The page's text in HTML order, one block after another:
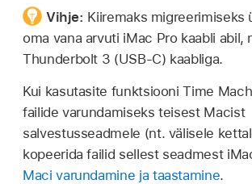
Vihje: Kiiremaks migreerimiseks
oma vana arvuti iMac Pro kaabli abil,
Thunderbolt 3 (USB-C) kaabliga.
Kui kasutasite funktsiooni Time
failide varundamiseks teisest Macist
salvestusseadmele (nt. välisele
kopeerida failid sellest seadmest
Maci varundamine ja taastamine.